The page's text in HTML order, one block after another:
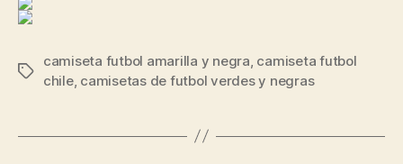
Etiquetas
camiseta futbol amarilla y negra camiseta futbol
chile, camisetas de futbol verdes y negras